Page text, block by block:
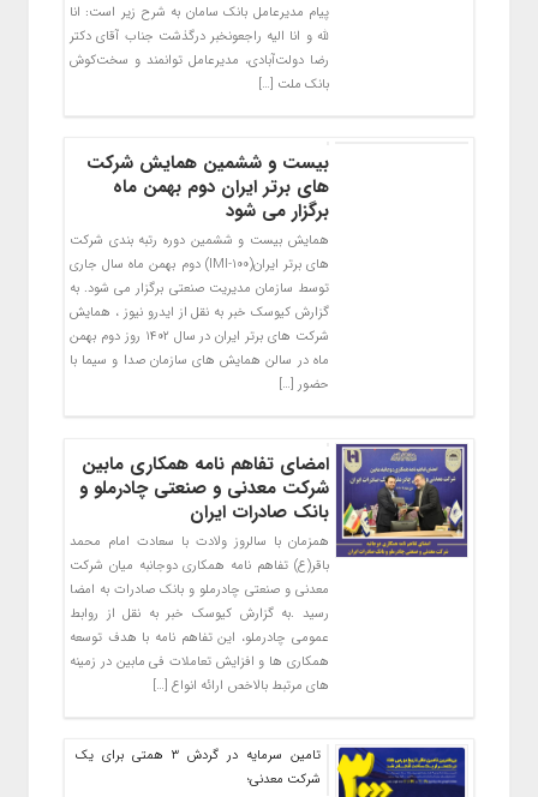
پیام مدیرعامل بانک سامان به شرح زیر است: انا
لله و انا الیه راجعونخبر درگذشت جناب آقای دکتر
رضا دولت‌آبادی، مدیرعامل توانمند و سخت‌کوش
بانک ملت […]
بیست و ششمین همایش شرکت
های برتر ایران دوم بهمن ماه
برگزار می شود
همایش بیست و ششمین دوره رتبه بندی شرکت
های برتر ایران(IMI-100) دوم بهمن ماه سال جاری
توسط سازمان مدیریت صنعتی برگزار می شود. به
گزارش کیوسک خبر به نقل از ایدرو نیوز ، همایش
شرکت های برتر ایران در سال ۱۴۰۲ روز دوم بهمن
ماه در سالن همایش های سازمان صدا و سیما با
حضور […]
امضای تفاهم نامه همکاری مابین
شرکت معدنی و صنعتی چادرملو و
بانک صادرات ایران
همزمان با سالروز ولادت با سعادت امام محمد
باقر(ع) تفاهم نامه همکاری دوجانبه میان شرکت
معدنی و صنعتی چادرملو و بانک صادرات به امضا
رسید .به گزارش کیوسک خبر به نقل از روابط
عمومی چادرملو، این تفاهم نامه با هدف توسعه
همکاری ها و افزایش تعاملات فی مابین در زمینه
های مرتبط بالاخص ارائه انواع […]
تامین سرمایه در گردش ۳ همتی برای یک
شرکت معدنی؛